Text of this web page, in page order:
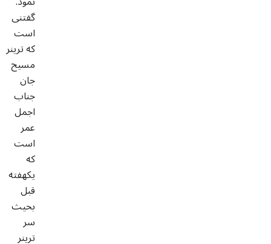
گفتنی
است
که ترینر
مسیح
جان
جناب
اجمل
عمر
است
که
یکهفته
قبل
بحیث
سر
ترینر